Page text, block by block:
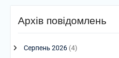
Архів повідомлень
Серпень 2026(4)